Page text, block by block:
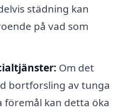
städning kan
på vad som
Om det
bortforsling av tunga
föremål kan detta öka